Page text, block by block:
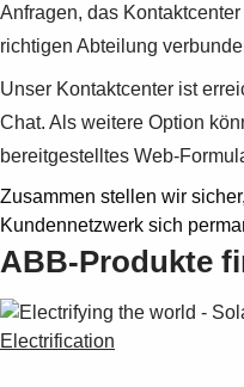
Anfragen, das
richtigen Abteilung
Unser Kontaktcenter ist
Chat. Als weitere Option
bereitgestelltes Web-
Zusammen stellen wir
Kundennetzwerk sich
ABB-Produkte
Electrification